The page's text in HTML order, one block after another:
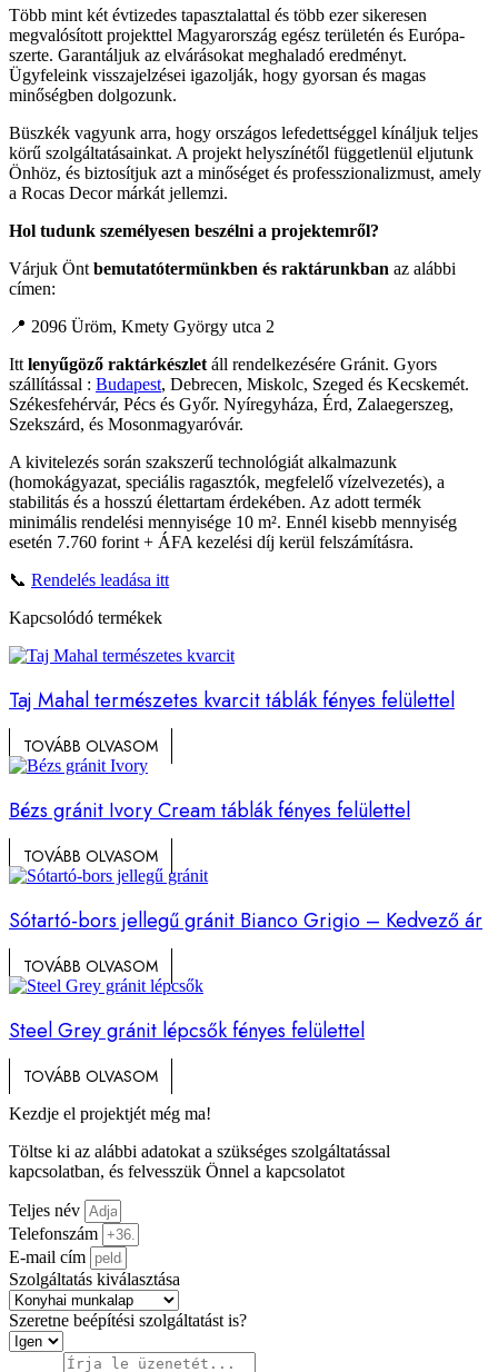
Több mint két évtizedes tapasztalattal és több ezer sikeresen
megvalósított projekttel Magyarország egész területén és Európa-
szerte. Garantáljuk az elvárásokat meghaladó eredményt.
Ügyfeleink visszajelzései igazolják, hogy gyorsan és magas
minőségben dolgozunk.
Büszkék vagyunk arra, hogy országos lefedettséggel kínáljuk teljes
körű szolgáltatásainkat. A projekt helyszínétől függetlenül eljutunk
Önhöz, és biztosítjuk azt a minőséget és professzionalizmust, amely
a Rocas Decor márkát jellemzi.
Hol tudunk személyesen beszélni a projektemről?
Várjuk Önt bemutatótermünkben és raktárunkban az alábbi
címen:
📍 2096 Üröm, Kmety György utca 2
Itt lenyűgöző raktárkészlet áll rendelkezésére Gránit. Gyors
szállítással : Budapest, Debrecen, Miskolc, Szeged és Kecskemét.
Székesfehérvár, Pécs és Győr. Nyíregyháza, Érd, Zalaegerszeg,
Szekszárd, és Mosonmagyaróvár.
A kivitelezés során szakszerű technológiát alkalmazunk
(homokágyazat, speciális ragasztók, megfelelő vízelvezetés), a
stabilitás és a hosszú élettartam érdekében. Az adott termék
minimális rendelési mennyisége 10 m². Ennél kisebb mennyiség
esetén 7.760 forint + ÁFA kezelési díj kerül felszámításra.
📞 Rendelés leadása itt
Kapcsolódó termékek
Taj Mahal természetes kvarcit táblák fényes felülettel
TOVÁBB OLVASOM
Bézs gránit Ivory Cream táblák fényes felülettel
TOVÁBB OLVASOM
Sótartó-bors jellegű gránit Bianco Grigio – Kedvező ár
TOVÁBB OLVASOM
Steel Grey gránit lépcsők fényes felülettel
TOVÁBB OLVASOM
Kezdje el projektjét még ma!
Töltse ki az alábbi adatokat a szükséges szolgáltatással
kapcsolatban, és felvesszük Önnel a kapcsolatot
Teljes név
Telefonszám
E-mail cím
Szolgáltatás kiválasztása
Szeretne beépítési szolgáltatást is?